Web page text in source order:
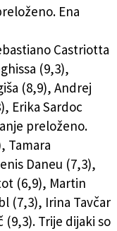
Ena
Castriotta
(9,3),
(8,9), Andrej
Erika Sardoc
preloženo.
Tamara
Daneu (7,3),
(6,9), Martin
(7,3), Irina Tavčar
(9,3). Trije dijaki so